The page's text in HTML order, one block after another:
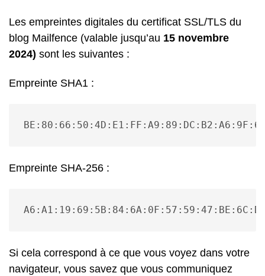
Les empreintes digitales du certificat SSL/TLS du
blog Mailfence (valable jusqu’au 15 novembre
2024) sont les suivantes :
Empreinte SHA1 :
Empreinte SHA-256 :
Si cela correspond à ce que vous voyez dans votre
navigateur, vous savez que vous communiquez